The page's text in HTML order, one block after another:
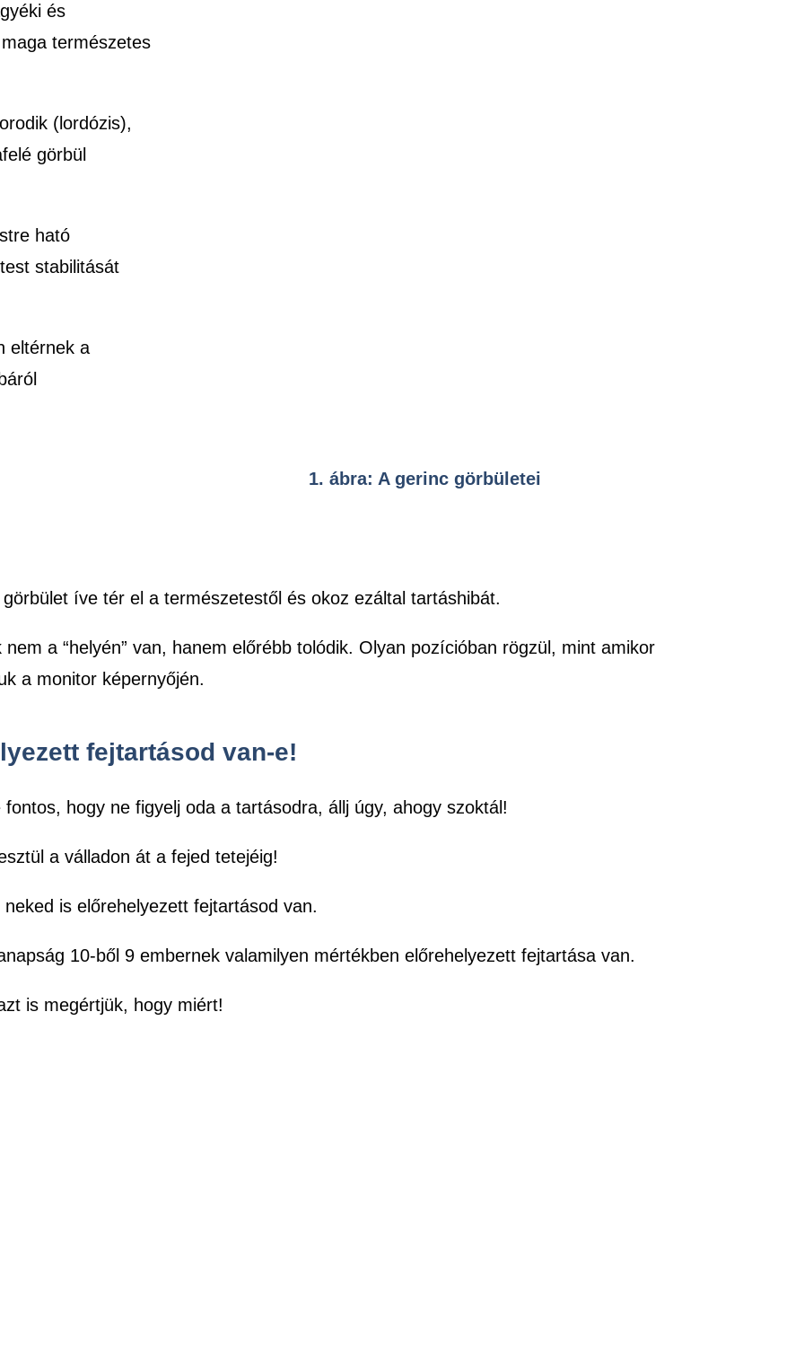
és
természetes
(lordózis),
görbül
ható
stabilitását
eltérnek a
1. ábra: A gerinc görbületei
íve tér el a természetestől és okoz ezáltal tartáshibát.
a “helyén” van, hanem előrébb tolódik. Olyan pozícióban rögzül, mint amikor
a monitor képernyőjén.
fejtartásod van-e!
hogy ne figyelj oda a tartásodra, állj úgy, ahogy szoktál!
a válladon át a fejed tetejéig!
is előrehelyezett fejtartásod van.
10-ből 9 embernek valamilyen mértékben előrehelyezett fejtartása van.
is megértjük, hogy miért!